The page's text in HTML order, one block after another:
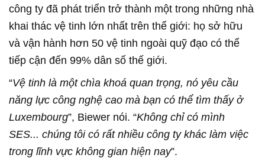
công ty đã phát triển trở thành một trong những nhà
khai thác vệ tinh lớn nhất trên thế giới: họ sở hữu
và vận hành hơn 50 vệ tinh ngoài quỹ đạo có thể
tiếp cận đến 99% dân số thế giới.
“Vệ tinh là một chìa khoá quan trọng, nó yêu cầu
năng lực công nghệ cao mà bạn có thể tìm thấy ở
Luxembourg”, Biewer nói. “Không chỉ có mình
SES... chúng tôi có rất nhiều công ty khác làm việc
trong lĩnh vực không gian hiện nay”.